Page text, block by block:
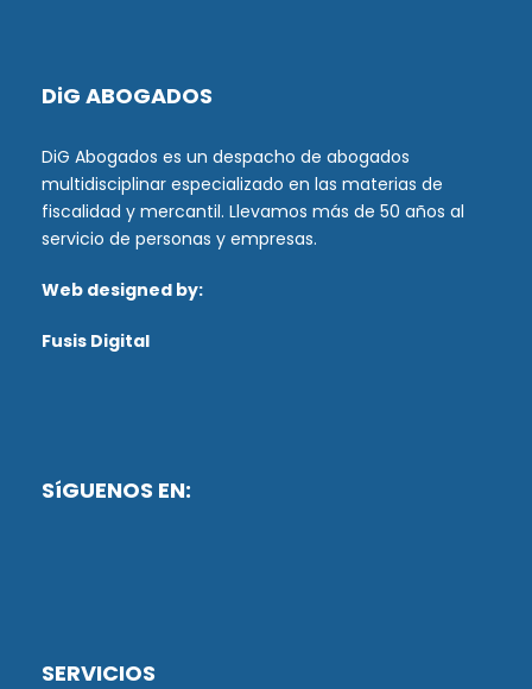
DiG ABOGADOS
DiG Abogados es un despacho de abogados
multidisciplinar especializado en las materias de
fiscalidad y mercantil. Llevamos más de 50 años al
servicio de personas y empresas.
Web designed by:
Fusis Digital
SíGUENOS EN:
SERVICIOS